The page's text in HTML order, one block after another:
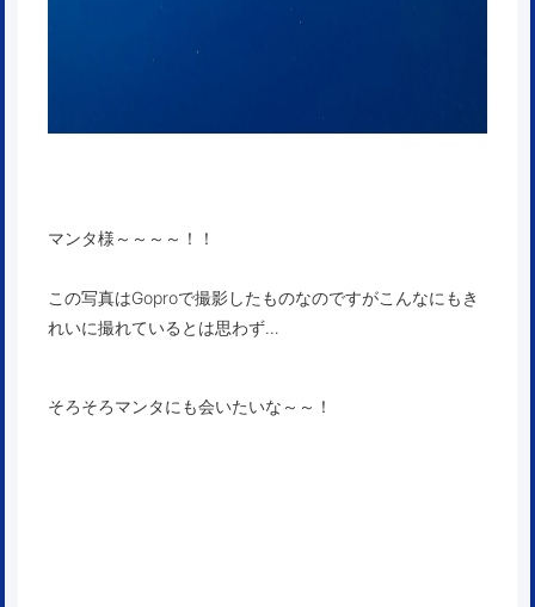
マンタ様～～～～！！
この写真はGoproで撮影したものなのですがこんなにもき
れいに撮れているとは思わず…
そろそろマンタにも会いたいな～～！